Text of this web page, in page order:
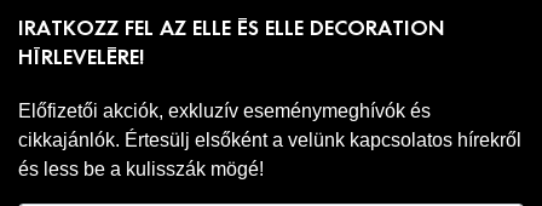
IRATKOZZ FEL AZ ELLE ÉS ELLE DECORATION
HÍRLEVELÉRE!
Előfizetői akciók, exkluzív eseménymeghívók és
cikkajánlók. Értesülj elsőként a velünk kapcsolatos hírekről
és less be a kulisszák mögé!